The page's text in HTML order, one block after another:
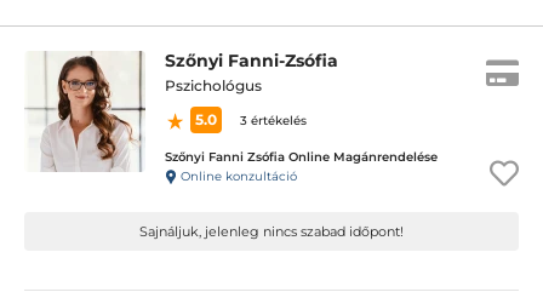
Szőnyi Fanni-Zsófia
Pszichológus
5.0
3 értékelés
Szőnyi Fanni Zsófia Online Magánrendelése
Online konzultáció
Sajnáljuk, jelenleg nincs szabad időpont!